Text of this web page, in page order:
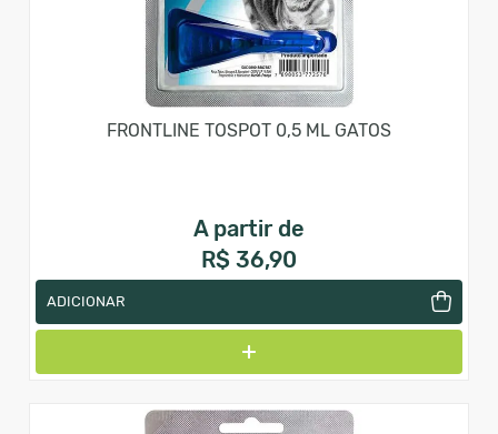
FRONTLINE TOSPOT 0,5 ML GATOS
A partir de
R$ 36,90
ADICIONAR